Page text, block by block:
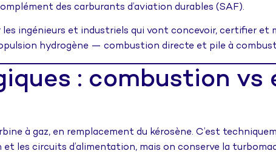
des carburants d’aviation durables (SAF).
ingénieurs et industriels qui vont concevoir, certifier et
hydrogène — combustion directe et pile à
: combustion
à gaz, en remplacement du kérosène. C’est
les circuits d’alimentation, mais on conserve la